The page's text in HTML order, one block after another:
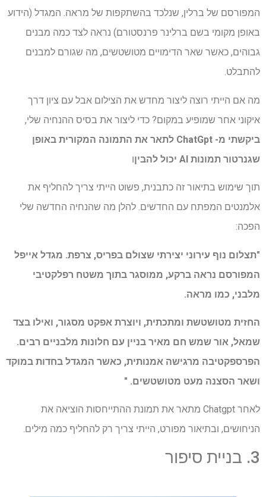
המפורסם של ברלין, שנלכד בהשתקפות של מראה. המגדל (הידוע
באופן מקומי בשם ברלינר פרנסטורם) נראה לצד כמה מבנים
גבוהים, כאשר שאר הדימויים מטושטשים, מה שגורם למבנים
להתבלט.
מה אם הייתי רוצה ליצור מחדש את הצילום אבל עם ציון דרך
איקוני אחר שמופיע במקום? כדי ליצור את בסיס ההנחיה שלי,
ביקשתי מ- ChatGpt לתאר את התמונה המקורית באופן
שגנרטור תמונות AI יכול להבין
ו
תוך שימוש בתיאור זה כתבנית, פשוט הייתי צריך להחליף את
אלמנטים המפתח עם החדשים. להלן מה שהנחיה החדשה שלי
הפכה:
"תצלום נוף עירוני יצירתי שצולם בפריס, צרפת. מגדל אייפל
המפורסם נראה ברקע, ממוסגר בתוך משטח רפלקטיבי
מלבני, כמו מראה.
החזית מטושטשת ומתכתית, ויוצרת אפקט מסגור, ואילו בצד
שמאל, אור שמש חם מאיר בניין עם חלונות מלבניים רבים.
הפרספקטיבה מרגישה אמנותית, כאשר המגדל בחדות במוקד
ושאר הסצנה מעט מטושטשים. "
לאחר Chatgpt מתאר את תמונת ההתייחסות הוציאה את
הניחושים, ובתיאור מפורט, הייתי צריך רק להחליף כמה מילים.
3. בניית סיפור